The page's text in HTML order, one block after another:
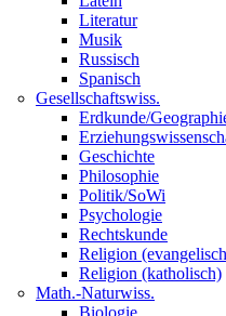
Literatur
Musik
Russisch
Spanisch
Gesellschaftswiss.
Erdkunde/
Geschichte
Philosophie
Politik/SoWi
Psychologie
Rechtskunde
Religion
Religion (katholisch)
Math.-Naturwiss.
Biologie